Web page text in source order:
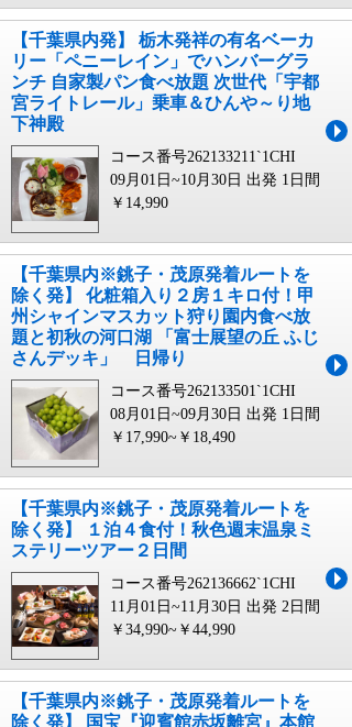
【千葉県内発】 栃木発祥の有名ベーカ
リー「ペニーレイン」でハンバーグラ
ンチ 自家製パン食べ放題 次世代「宇都
宮ライトレール」乗車＆ひんや～り地
下神殿
コース番号262133211`1CHI
09月01日~10月30日 出発 1日間
￥14,990
【千葉県内※銚子・茂原発着ルートを
除く発】 化粧箱入り２房１キロ付！甲
州シャインマスカット狩り園内食べ放
題と初秋の河口湖 「富士展望の丘 ふじ
さんデッキ」 日帰り
コース番号262133501`1CHI
08月01日~09月30日 出発 1日間
￥17,990~￥18,490
【千葉県内※銚子・茂原発着ルートを
除く発】 １泊４食付！秋色週末温泉ミ
ステリーツアー２日間
コース番号262136662`1CHI
11月01日~11月30日 出発 2日間
￥34,990~￥44,990
【千葉県内※銚子・茂原発着ルートを
除く発】 国宝『迎賓館赤坂離宮』本館